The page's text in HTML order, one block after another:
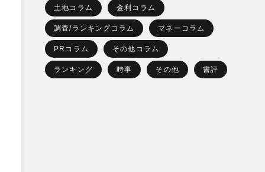
土地コラム 金利コラム
調査/ランキングコラム マネーコラム
PRコラム その他コラム
ランキング 時事 その他 書評